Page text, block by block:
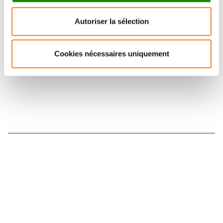
Autoriser la sélection
Cookies nécessaires uniquement
Retrouvez notre actualité sur les réseaux
sociaux et en vous inscrivant à notre newsletter.
Inscrivez-vous à la newsletter